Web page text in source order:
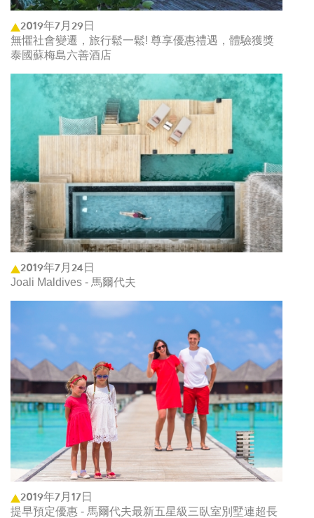
2019年7月29日
無懼社會變遷，旅行鬆一鬆! 尊享優惠禮遇，體驗獲獎
泰國蘇梅島六善酒店
2019年7月24日
Joali Maldives - 馬爾代夫
2019年7月17日
提早預定優惠 - 馬爾代夫最新五星級三臥室別墅連超長